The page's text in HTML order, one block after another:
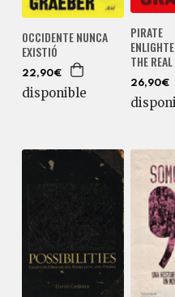
OCCIDENTE NUNCA
EXISTIÓ
22,90€
disponible
PIRATE
THE
26,90€